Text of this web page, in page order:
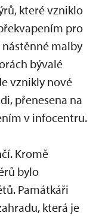
které vzniklo
pro
malby
bývalé
vznikly nové
přenesena na
v infocentru.
Kromě
bylo
Památkáři
která je